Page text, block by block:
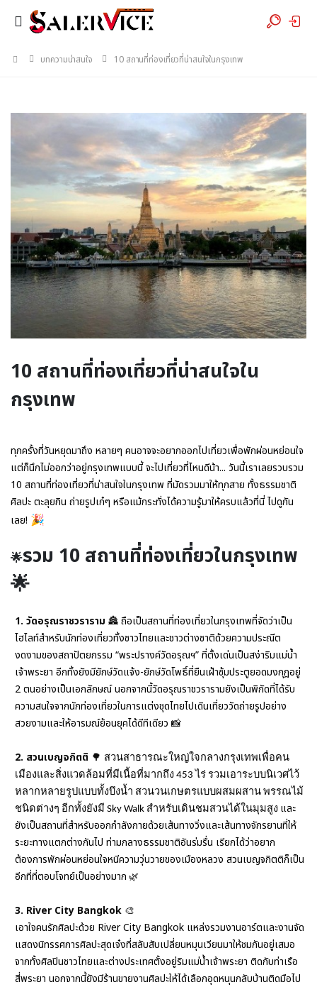
บทความน่าสนใจ 10 สถานที่ท่องเที่ยวที่น่าสนใจในกรุงเทพ
10 สถานที่ท่องเที่ยวที่น่าสนใจใน
กรุงเทพ
ทุกครั้งที่วันหยุดมาถึง หลายๆ คนอาจจะอยากออกไปเที่ยวเพื่อพักผ่อนหย่อนใจ
แต่ก็นึกไม่ออกว่าอยู่กรุงเทพแบบนี้ จะไปเที่ยวที่ไหนดีน้า... วันนี้เราเลยรวบรวม
10 สถานที่ท่องเที่ยวที่น่าสนใจในกรุงเทพ ที่มัดรวมมาให้ทุกสาย ทั้งธรรมชาติ
ศิลปะ ตะลุยกิน ถ่ายรูปเก๋ๆ หรือแม้กระทั่งได้ความรู้มาให้ครบแล้วที่นี่ ไปดูกัน
เลย! 🎉
🌟รวม 10 สถานที่ท่องเที่ยวในกรุงเทพ
🌟
1. วัดอรุณราชวราราม 🏯ถือเป็นสถานที่ท่องเที่ยวในกรุงเทพที่จัดว่าเป็น
ไฮไลท์สำหรับนักท่องเที่ยวทั้งชาวไทยและชาวต่างชาติด้วยความประณีต
งดงามของสถาปัตยกรรม “พระปรางค์วัดอรุณฯ”ที่ตั้งเด่นเป็นสง่าริมแม่น้ำ
เจ้าพระยา อีกทั้งยังมียักษ์วัดแจ้ง-ยักษ์วัดโพธิ์ที่ยืนเฝ้าซุ้มประตูยอดมงกุฎอยู่
2 ตนอย่างเป็นเอกลักษณ์ นอกจากนี้วัดอรุณราชวรารามยังเป็นพิกัดที่ได้รับ
ความสนใจจากนักท่องเที่ยวในการแต่งชุดไทยไปเดินเที่ยววัดถ่ายรูปอย่าง
สวยงามและให้อารมณ์ย้อนยุคได้ดีทีเดียว 📸
2. สวนเบญจกิตติ 🌳 สวนสาธารณะใหญ่ใจกลางกรุงเทพเพื่อคน
เมืองและสิ่งแวดล้อมที่มีเนื้อที่มากถึง 453 ไร่ รวมเอาระบบนิเวศไว้
หลากหลายรูปแบบทั้งบึงน้ำ สวนวนเกษตรแบบผสมผสาน พรรณไม้
ชนิดต่างๆ อีกทั้งยังมี Sky Walk สำหรับเดินชมสวนได้ในมุมสูง และ
ยังเป็นสถานที่สำหรับออกกำลังกายด้วยเส้นทางวิ่งและเส้นทางจักรยานที่ให้
ระยะทางแตกต่างกันไป ท่ามกลางธรรมชาติอันร่มรื่น เรียกได้ว่าอยาก
ต้องการพักผ่อนหย่อนใจหนีความวุ่นวายของเมืองหลวง สวนเบญจกิตติก็เป็น
อีกที่ที่ตอบโจทย์เป็นอย่างมาก🌿
3. River City Bangkok 🎨
เอาใจคนรักศิลปะด้วย River City Bangkok แหล่งรวมงานอาร์ตและงานจัด
แสดงนิทรรศการศิลปะสุดเจ๋งที่สลับสับเปลี่ยนหมุนเวียนมาให้ชมกันอยู่เสมอ
จากทั้งศิลปินชาวไทยและต่างประเทศตั้งอยู่ริมแม่น้ำเจ้าพระยา ติดกับท่าเรือ
สี่พระยา นอกจากนี้ยังมีร้านขายงานศิลปะให้ได้เลือกอุดหนุนกลับบ้านติดมือไป